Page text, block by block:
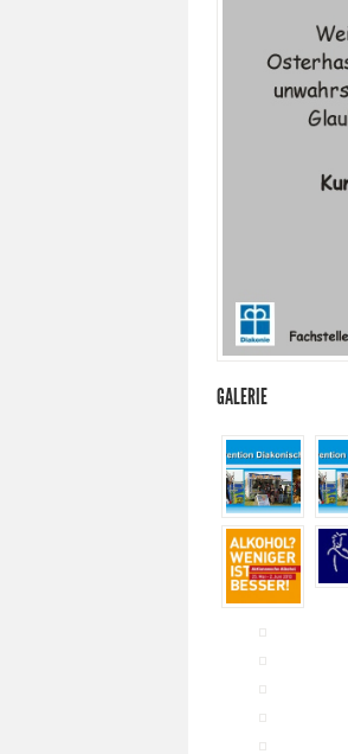
GALERIE